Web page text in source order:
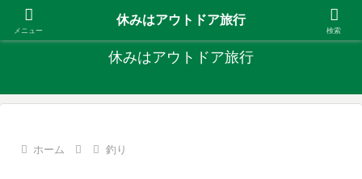
キャンプ、釣り、旅行など外遊びを楽しんでます
休みはアウトドア旅行
ホーム 釣り
メニュー
休みはアウトドア旅行
検索